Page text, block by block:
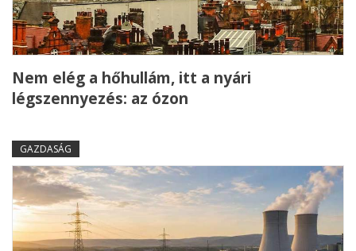
Nem elég a hőhullám, itt a nyári
légszennyezés: az ózon
GAZDASÁG